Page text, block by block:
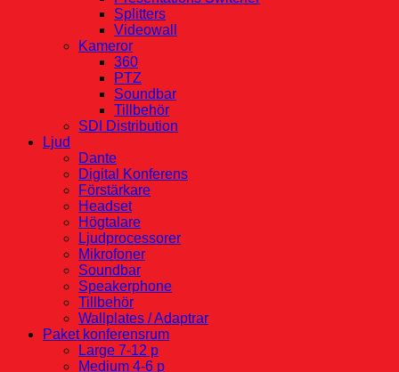
Splitters
Videowall
Kameror
360
PTZ
Soundbar
Tillbehör
SDI Distribution
Ljud
Dante
Digital Konferens
Förstärkare
Headset
Högtalare
Ljudprocessorer
Mikrofoner
Soundbar
Speakerphone
Tillbehör
Wallplates / Adaptrar
Paket konferensrum
Large 7-12 p
Medium 4-6 p